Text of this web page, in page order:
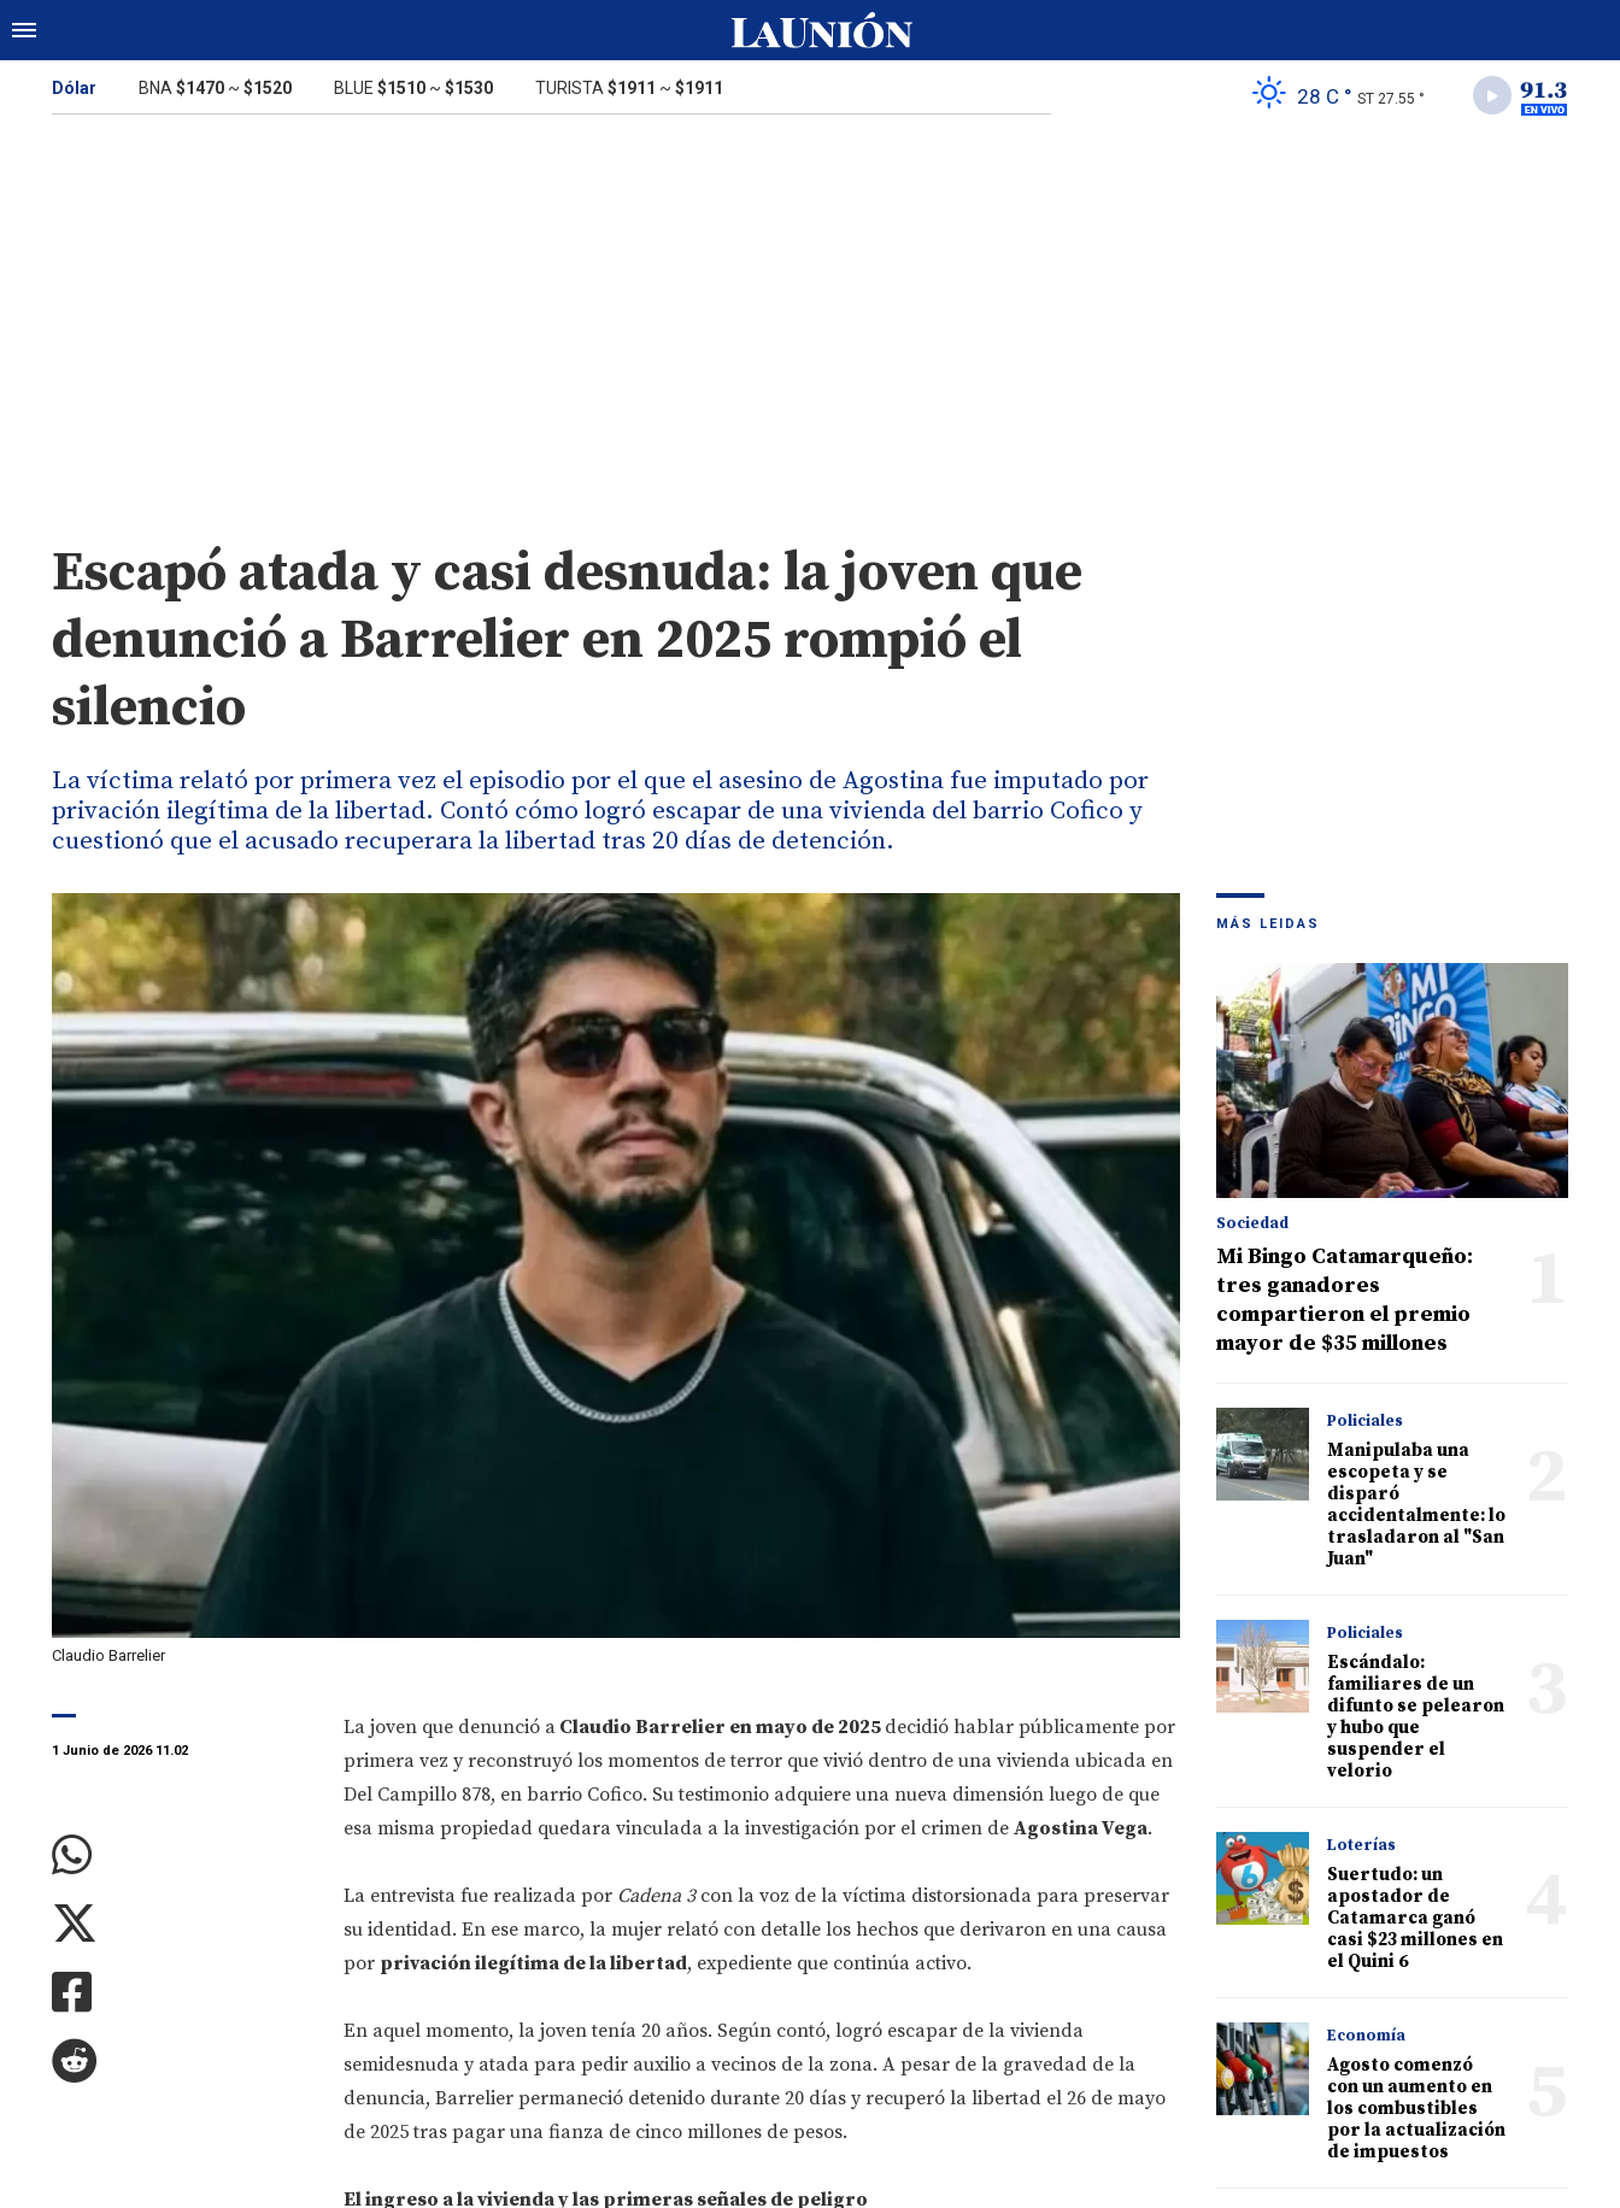
Dólar BNA $1470 ~ $1520 BLUE $1510 ~ $1530 TURISTA $1911 ~ $1911 28 C ° ST 27.55 °
Escapó atada y casi desnuda: la joven que
denunció a Barrelier en 2025 rompió el
silencio
La víctima relató por primera vez el episodio por el que el asesino de Agostina fue imputado por
privación ilegítima de la libertad. Contó cómo logró escapar de una vivienda del barrio Cofico y
cuestionó que el acusado recuperara la libertad tras 20 días de detención.
Claudio Barrelier
1 Junio de 2026 11.02
La joven que denunció aClaudio Barrelier en mayo de 2025 decidió hablar públicamente por
primera vez y reconstruyó los momentos de terror que vivió dentro de una vivienda ubicada en
Del Campillo 878, en barrio Cofico. Su testimonio adquiere una nueva dimensión luego de que
esa misma propiedad quedara vinculada a la investigación por el crimen de Agostina Vega.
La entrevista fue realizada por Cadena 3con la voz de la víctima distorsionada para preservar
su identidad. En ese marco, la mujer relató con detalle los hechos que derivaron en una causa
por privación ilegítima de la libertad, expediente que continúa activo.
En aquel momento, la joven tenía 20 años. Según contó, logró escapar de la vivienda
semidesnuda y atada para pedir auxilio a vecinos de la zona. A pesar de la gravedad de la
denuncia, Barrelier permaneció detenido durante 20 días y recuperó la libertad el 26 de mayo
de 2025 tras pagar una fianza de cinco millones de pesos.
El ingreso a la vivienda y las primeras señales de peligro
MÁS LEIDAS
Sociedad
Mi Bingo Catamarqueño:
tres ganadores
compartieron el premio
mayor de $35 millones
Policiales
Manipulaba una
escopeta y se
disparó
accidentalmente: lo
trasladaron al "San
Juan"
Policiales
Escándalo:
familiares de un
difunto se pelearon
y hubo que
suspender el
velorio
Loterías
Suertudo: un
apostador de
Catamarca ganó
casi $23 millones en
el Quini 6
Economía
Agosto comenzó
con un aumento en
los combustibles
por la actualización
de impuestos